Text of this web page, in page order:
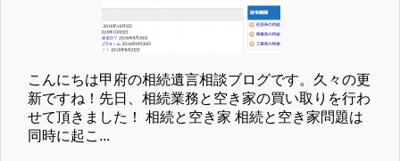
こんにちは甲府の相続遺言相談ブログです。久々の更
新ですね！先日、相続業務と空き家の買い取りを行わ
せて頂きました！ 相続と空き家 相続と空き家問題は
同時に起こ...